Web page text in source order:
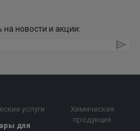
на новости и акции:
услуги
для
Химическая
продукция